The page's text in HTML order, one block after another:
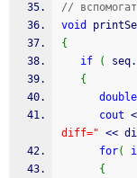
//
void
{
if
( seq.
{
double
cout
diff=" <<
for(
{